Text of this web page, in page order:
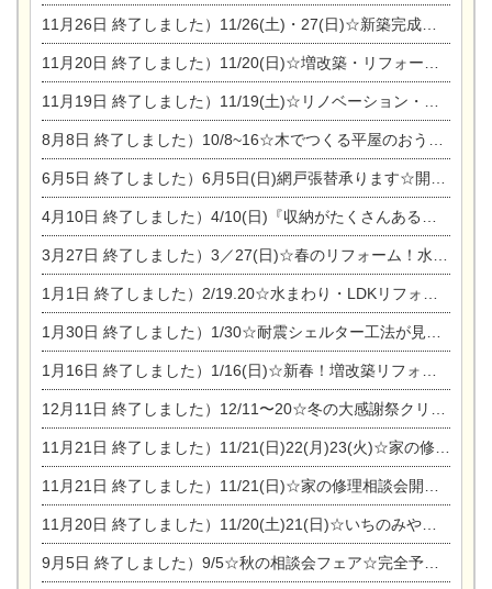
11月26日 終了しました）11/26(土)・27(日)☆新築完成見学会 in一宮市あずら
11月20日 終了しました）11/20(日)☆増改築・リフォームまつり＆秋の味覚まつり＆芸術祭
11月19日 終了しました）11/19(土)☆リノベーション・家の修理まつり＆増改築・リフォームまつりin扶桑ゴルフ
8月8日 終了しました）10/8~16☆木でつくる平屋のおうちのつくり方【完全予約制】
6月5日 終了しました）6月5日(日)網戸張替承ります☆開催！
4月10日 終了しました）4/10(日)『収納がたくさんあるおうち現場見学会』
3月27日 終了しました）3／27(日)☆春のリフォーム！水まわりLDKリフォーム相談会&今がチャンス！エアコン相談会
1月1日 終了しました）2/19.20☆水まわり・LDKリフォーム相談会＆エアコン相談会
1月30日 終了しました）1/30☆耐震シェルター工法が見れる完成見学会
1月16日 終了しました）1/16(日)☆新春！増改築リフォーム&家の修理まつり
12月11日 終了しました）12/11〜20☆冬の大感謝祭クリスマス相談会開催
11月21日 終了しました）11/21(日)22(月)23(火)☆家の修理まつり＆増改築リフォーム相談会
11月21日 終了しました）11/21(日)☆家の修理相談会開催 in 扶桑オークビレッジ
11月20日 終了しました）11/20(土)21(日)☆いちのみや逸品市に出店します【ひのきのバラ販売】
9月5日 終了しました）9/5☆秋の相談会フェア☆完全予約制